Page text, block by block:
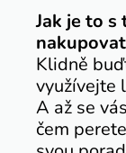
Jak je to s
Klidně
využívejte
A až se
čem